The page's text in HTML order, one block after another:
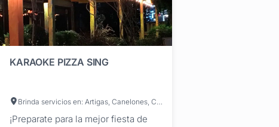
KARAOKE PIZZA SING
Brinda servicios en: Artigas, Canelones, Colonia, Durazno, Flores, Florida, Paysandú, Río Negro, Rivera, Rocha, Salto, San José, Soriano, Tacuarembó, Treinta y Tres, Cerro Largo, Lavalleja, Maldonado, Montevideo
¡Preparate para la mejor fiesta de